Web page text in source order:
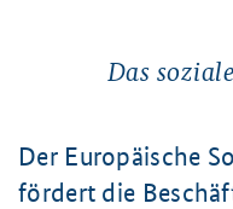
Das
Der Europäische
fördert die